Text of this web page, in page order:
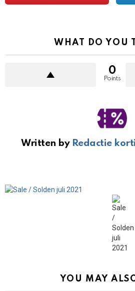
WHAT DO YOU
0
Points
Written by Redactie
YOU MAY